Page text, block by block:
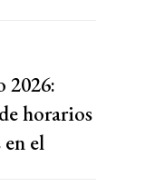
2026:
horarios
el